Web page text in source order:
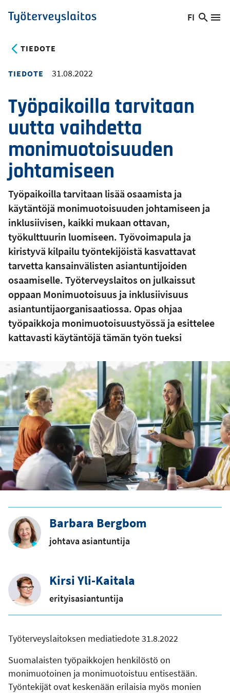
Hyppää
pääsisältöön
Työterveyslaitos
Vaihda
FI
Hae
TIEDOTE
TIEDOTE 31.08.2022
Työpaikoilla tarvitaan
uutta vaihdetta
monimuotoisuuden
johtamiseen
Työpaikoilla tarvitaan lisää osaamista ja
käytäntöjä monimuotoisuuden johtamiseen ja
inklusiivisen, kaikki mukaan ottavan,
työkulttuurin luomiseen. Työvoimapula ja
kiristyvä kilpailu työntekijöistä kasvattavat
tarvetta kansainvälisten asiantuntijoiden
osaamiselle. Työterveyslaitos on julkaissut
oppaan Monimuotoisuus ja inklusiivisuus
asiantuntijaorganisaatiossa. Opas ohjaa
työpaikkoja monimuotoisuustyössä ja esittelee
kattavasti käytäntöjä tämän työn tueksi
Barbara Bergbom
johtava asiantuntija
Kirsi Yli-Kaitala
erityisasiantuntija
Työterveyslaitoksen mediatiedote 31.8.2022
Suomalaisten työpaikkojen henkilöstö on
monimuotoinen ja monimuotoistuu entisestään.
Työntekijät ovat keskenään erilaisia myös monien